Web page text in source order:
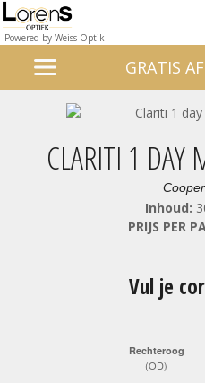
Powered by Weiss Optik
GRATIS
CLARITI 1 DAY
Inhoud:
PRIJS PER
Vul je
Rechteroog
(OD)